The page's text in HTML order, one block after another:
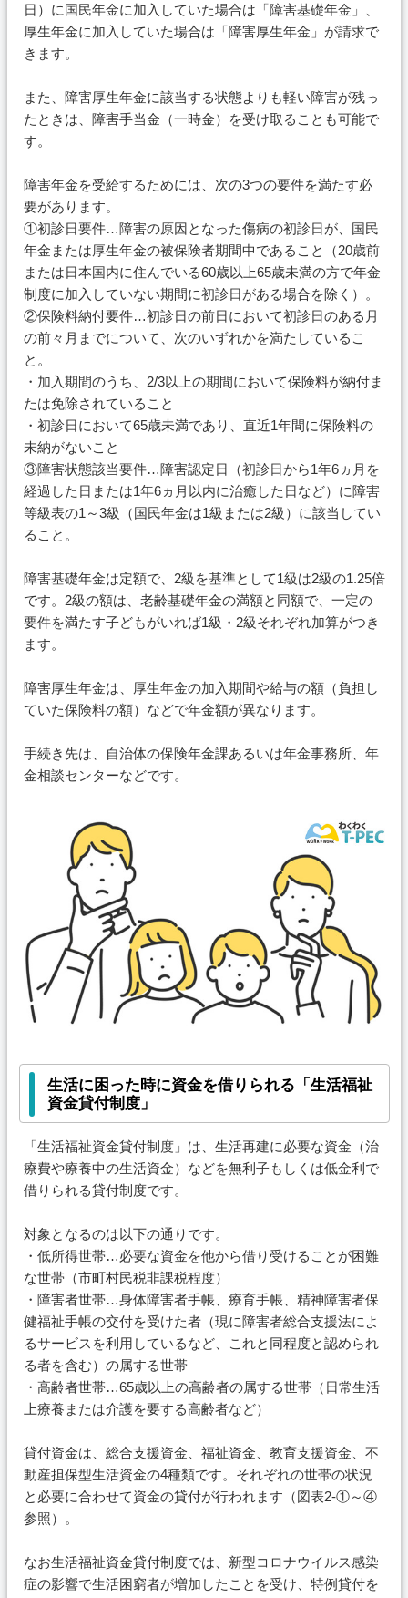
日）に国民年金に加入していた場合は「障害基礎年金」、
厚生年金に加入していた場合は「障害厚生年金」が請求で
きます。
また、障害厚生年金に該当する状態よりも軽い障害が残っ
たときは、障害手当金（一時金）を受け取ることも可能で
す。
障害年金を受給するためには、次の3つの要件を満たす必
要があります。
①初診日要件…障害の原因となった傷病の初診日が、国民
年金または厚生年金の被保険者期間中であること（20歳前
または日本国内に住んでいる60歳以上65歳未満の方で年金
制度に加入していない期間に初診日がある場合を除く）。
②保険料納付要件…初診日の前日において初診日のある月
の前々月までについて、次のいずれかを満たしているこ
と。
・加入期間のうち、2/3以上の期間において保険料が納付ま
たは免除されていること
・初診日において65歳未満であり、直近1年間に保険料の
未納がないこと
③障害状態該当要件…障害認定日（初診日から1年6ヵ月を
経過した日または1年6ヵ月以内に治癒した日など）に障害
等級表の1～3級（国民年金は1級または2級）に該当してい
ること。
障害基礎年金は定額で、2級を基準として1級は2級の1.25倍
です。2級の額は、老齢基礎年金の満額と同額で、一定の
要件を満たす子どもがいれば1級・2級それぞれ加算がつき
ます。
障害厚生年金は、厚生年金の加入期間や給与の額（負担し
ていた保険料の額）などで年金額が異なります。
手続き先は、自治体の保険年金課あるいは年金事務所、年
金相談センターなどです。
生活に困った時に資金を借りられる「生活福祉
資金貸付制度」
「生活福祉資金貸付制度」は、生活再建に必要な資金（治
療費や療養中の生活資金）などを無利子もしくは低金利で
借りられる貸付制度です。
対象となるのは以下の通りです。
・低所得世帯…必要な資金を他から借り受けることが困難
な世帯（市町村民税非課税程度）
・障害者世帯…身体障害者手帳、療育手帳、精神障害者保
健福祉手帳の交付を受けた者（現に障害者総合支援法によ
るサービスを利用しているなど、これと同程度と認められ
る者を含む）の属する世帯
・高齢者世帯…65歳以上の高齢者の属する世帯（日常生活
上療養または介護を要する高齢者など）
貸付資金は、総合支援資金、福祉資金、教育支援資金、不
動産担保型生活資金の4種類です。それぞれの世帯の状況
と必要に合わせて資金の貸付が行われます（図表2-①～④
参照）。
なお生活福祉資金貸付制度では、新型コロナウイルス感染
症の影響で生活困窮者が増加したことを受け、特例貸付を